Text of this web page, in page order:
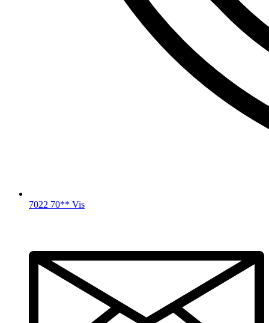
7022 70** Vis